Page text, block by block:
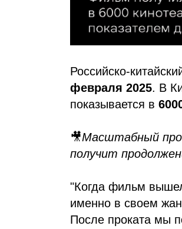
Российско-
февраля 2025. В
показывается в
🎥Масштабный
получит
"Когда фильм
именно в своем
После проката мы